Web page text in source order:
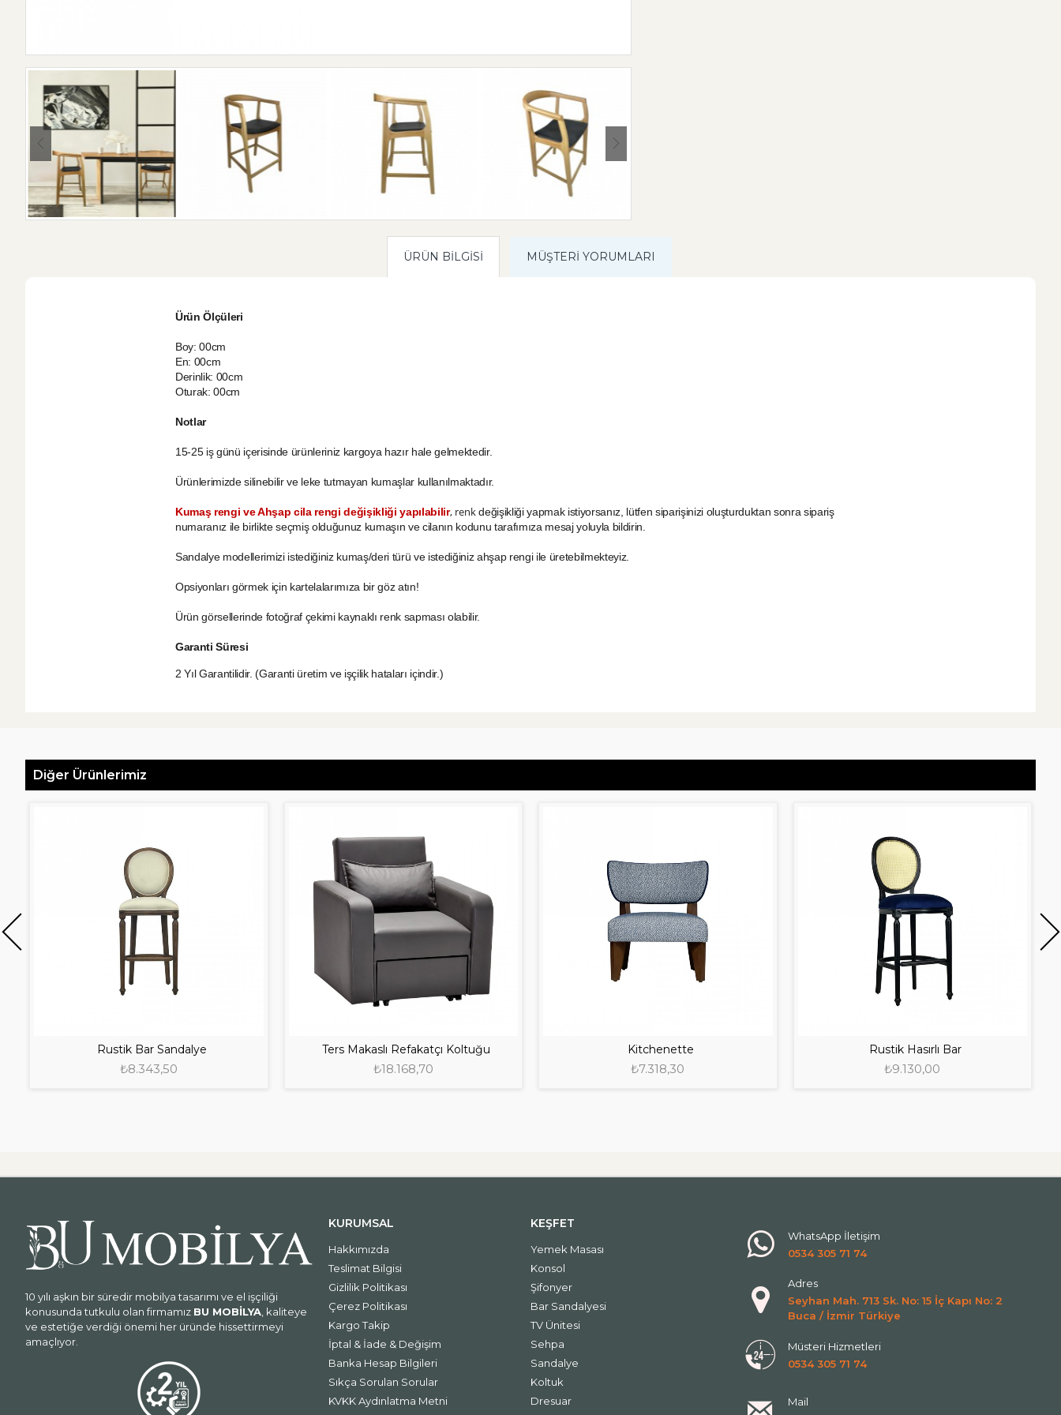
ÜRÜN BILGISI MÜŞTERI YORUMLARI
Ürün Ölçüleri
Boy: 00cm
En: 00cm
Derinlik: 00cm
Oturak: 00cm
Notlar
15-25 iş günü içerisinde ürünleriniz kargoya hazır hale gelmektedir.
Ürünlerimizde silinebilir ve leke tutmayan kumaşlar kullanılmaktadır.
Kumaş rengi ve Ahşap cila rengi değişikliği yapılabilir, renkdeğişikliği yapmak istiyorsanız, lütfen siparişinizi oluşturduktan sonra sipariş
numaranız ile birlikte seçmiş olduğunuz kumaşın ve cilanın kodunu tarafımıza mesaj yoluyla bildirin.
Sandalye modellerimizi istediğiniz kumaş/deri türü ve istediğiniz ahşap rengi ile üretebilmekteyiz.
Opsiyonları görmek için kartelalarımıza bir göz atın!
Ürün görsellerinde fotoğraf çekimi kaynaklı renk sapması olabilir.
Garanti Süresi
2 Yıl Garantilidir. (Garanti üretim ve işçilik hataları içindir.)
Diğer Ürünlerimiz
Rustik Bar Sandalye
₺8.343,50
Ters Makaslı Refakatçı Koltuğu
₺18.168,70
Kitchenette
₺7.318,30
Rustik Hasırlı Bar
₺9.130,00
10 yılı aşkın bir süredir mobilya tasarımı ve el işçiliği
konusunda tutkulu olan firmamız BU MOBİLYA, kaliteye
ve estetiğe verdiği önemi her üründe hissettirmeyi
amaçlıyor.
KURUMSAL
Hakkımızda
Teslimat Bilgisi
Gizlilik Politikası
Çerez Politikası
Kargo Takip
İptal & İade & Değişim
Banka Hesap Bilgileri
Sıkça Sorulan Sorular
KVKK Aydınlatma Metni
KEŞFET
Yemek Masası
Konsol
Şifonyer
Bar Sandalyesi
TV Ünitesi
Sehpa
Sandalye
Koltuk
Dresuar
WhatsApp İletişim
0534 305 71 74
Adres
Seyhan Mah. 713 Sk. No: 15 İç Kapı No: 2
Buca / İzmir Türkiye
Müsteri Hizmetleri
0534 305 71 74
Mail